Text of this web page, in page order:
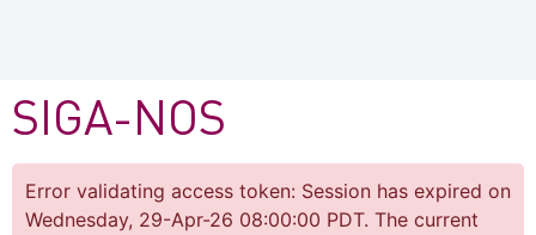
SIGA-NOS
Error validating access token: Session has expired on
Wednesday, 29-Apr-26 08:00:00 PDT. The current